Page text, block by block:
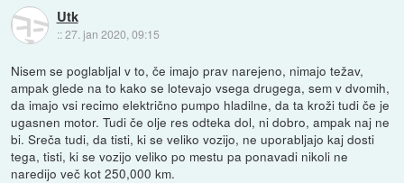
Utk
::27. jan 2020, 09:15
Nisem se poglabljal v to, če imajo prav narejeno, nimajo težav,
ampak glede na to kako se lotevajo vsega drugega, sem v dvomih,
da imajo vsi recimo električno pumpo hladilne, da ta kroži tudi če je
ugasnen motor. Tudi če olje res odteka dol, ni dobro, ampak naj ne
bi. Sreča tudi, da tisti, ki se veliko vozijo, ne uporabljajo kaj dosti
tega, tisti, ki se vozijo veliko po mestu pa ponavadi nikoli ne
naredijo več kot 250,000 km.